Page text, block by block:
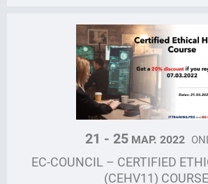
21 - 25 МАР. 2022
EC-COUNCIL – CERTIFIED
(CEHV11) COURSE